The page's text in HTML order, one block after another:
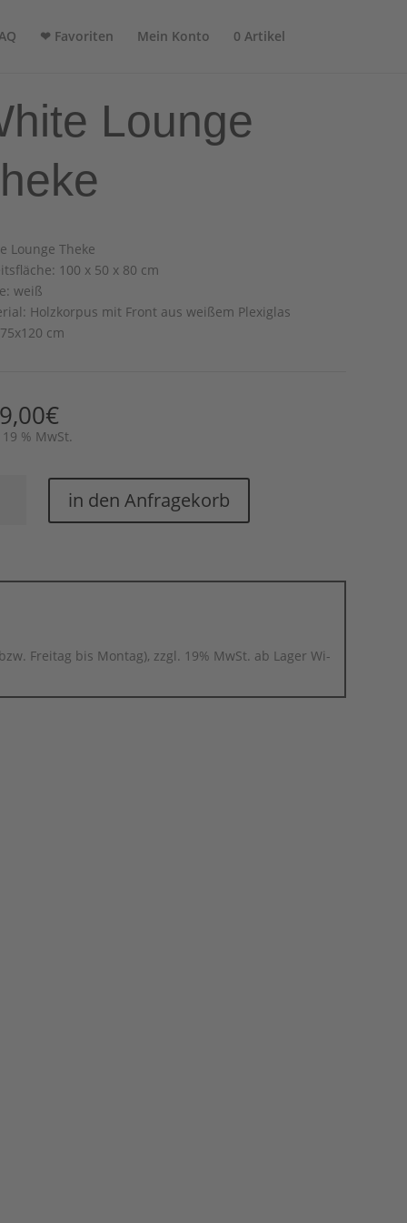
❤ Favoriten Mein Konto 0 Artikel
Lounge
Lounge Theke
100 x 50 x 80 cm
weiß
Holzkorpus mit Front aus weißem Plexiglas
cm
€
% MwSt.
in den Anfragekorb
Freitag bis Montag), zzgl. 19% MwSt. ab Lager Wi-